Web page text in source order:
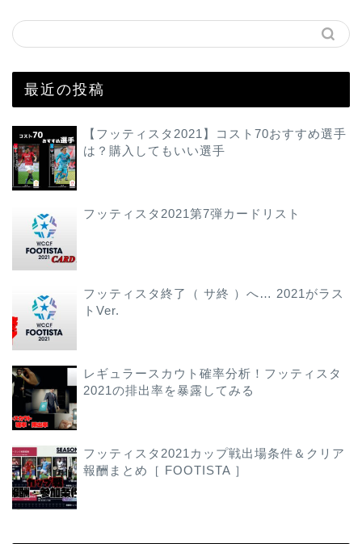
最近の投稿
【フッティスタ2021】コスト70おすすめ選手
は？購入してもいい選手
フッティスタ2021第7弾カードリスト
フッティスタ終了（ サ終 ）へ… 2021がラス
トVer.
レギュラースカウト確率分析！フッティスタ
2021の排出率を暴露してみる
フッティスタ2021カップ戦出場条件＆クリア
報酬まとめ［ FOOTISTA ］